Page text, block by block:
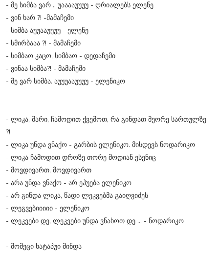
- მე სიმბა ვარ .. უააააუუუუ - ღრიალებს ელენე
- ვინ ხარ ?! -მამაჩემი
- სიმბა აუუააუუუუ - ელენე
- სმირბააა ?! - მამაჩემი
- სიმბაო კაცო, სიმბაო - დედაჩემი
- ვინაა სიმბა?! - მამაჩემი
- მე ვარ სიმბა. აუუუააუუუუ - ელენიკო
- ლიკა, მარი, ჩამოდით ქვემოთ, რა გინდათ მეორე სართულზე
?!
- ლიკა უნდა ვნაქო - გარბის ელენიკო. მისდევს ნოდარიკო
- ლიკა ჩამოდით დროზე თორე მოდიან ესენიც
- მოვდივართ, მოვდივართ
- არა უნდა ვნაქო - არ ეპუება ელენიკო
- არ გინდა ლიკა, წადი ლეკვებმა გაიღვიძეს
- ლეგვებიიიიი - ელენიკო
- ლეკვები დე, ლეკვები უნდა ვნახოთ დე ... - ნოდარიკო
- მომეცი ხატაპუი მინდა